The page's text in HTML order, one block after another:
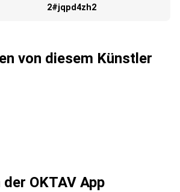
2#jqpd4zh2
von diesem Künstler
OKTAV App